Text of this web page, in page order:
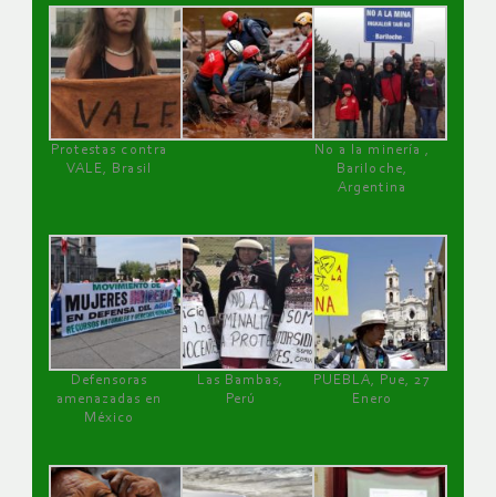
Protestas contra
VALE, Brasil
No a la minería ,
Bariloche,
Argentina
Defensoras
amenazadas en
México
Las Bambas,
Perú
PUEBLA, Pue, 27
Enero